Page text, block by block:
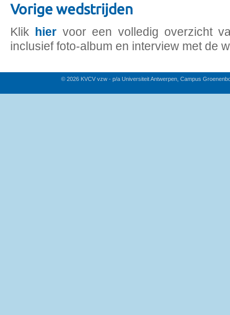
Vorige wedstrijden
Klik hier voor een volledig overzicht
inclusief foto-album en interview met de
© 2026 KVCV vzw - p/a Universiteit Antwerpen, Campus